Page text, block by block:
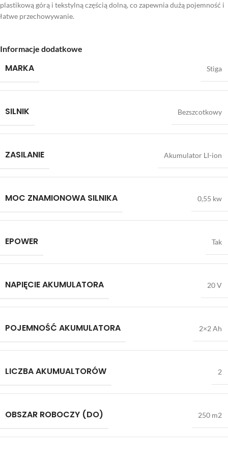
plastikową górą i tekstylną częścią dolną, co zapewnia dużą pojemność i
łatwe przechowywanie.
Informacje dodatkowe
MARKA Stiga
SILNIK Bezszcotkowy
ZASILANIE Akumulator LI-ion
MOC ZNAMIONOWA SILNIKA 0,55 kw
EPOWER Tak
NAPIĘCIE AKUMULATORA 20 V
POJEMNOŚĆ AKUMULATORA 2×2 Ah
LICZBA AKUMUALTORÓW 2
OBSZAR ROBOCZY (DO) 250 m2